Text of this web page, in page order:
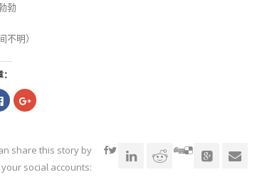
勃
不明）
点
击
共
享
（在
新
点
击
共
享
（在
新
share this story by
social accounts: